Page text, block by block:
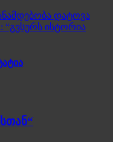
დატოვა
“გვსურს ისტორია